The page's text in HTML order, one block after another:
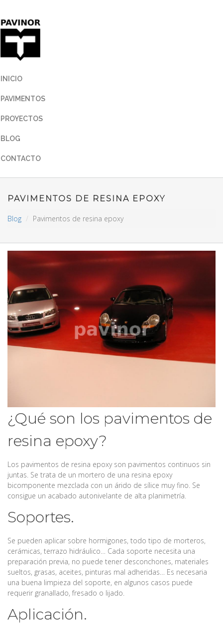
INICIO
PAVIMENTOS
PROYECTOS
BLOG
CONTACTO
PAVIMENTOS DE RESINA EPOXY
Blog Pavimentos de resina epoxy
¿Qué son los pavimentos de
resina epoxy?
Los pavimentos de resina epoxy son pavimentos continuos sin
juntas. Se trata de un mortero de una resina epoxy
bicomponente mezclada con un árido de sílice muy fino. Se
consigue un acabado autonivelante de alta planimetría.
Soportes.
Se pueden aplicar sobre hormigones, todo tipo de morteros,
cerámicas, terrazo hidráulico… Cada soporte necesita una
preparación previa, no puede tener desconchones, materiales
sueltos, grasas, aceites, pinturas mal adheridas… Es necesaria
una buena limpieza del soporte, en algunos casos puede
requerir granallado, fresado o lijado.
Aplicación.